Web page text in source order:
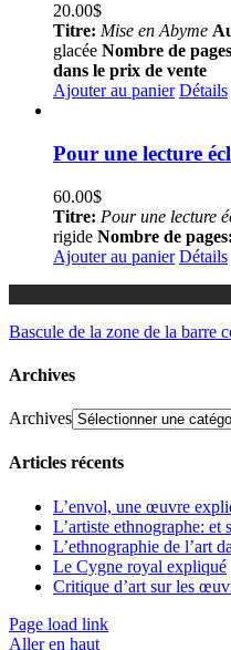
20.00$
Titre: Mise en Abyme
glacée Nombre de
dans le prix de vente
Ajouter au panier Détails
Pour une lecture
60.00$
Titre: Pour une lecture
rigide Nombre de pages:
Ajouter au panier Détails
Bascule de la zone de la barre
Archives
Archives
Articles récents
L’envol, une œuvre
L’artiste ethnographe: et
L’ethnographie de l’art
Le Cygne royal expliqué
Critique d’art sur les
Page load link
Aller en haut